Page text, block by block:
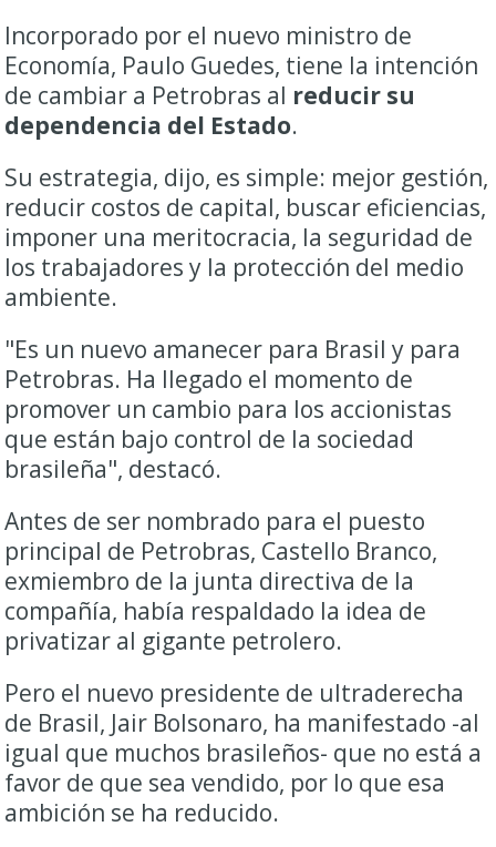
Incorporado por el nuevo ministro de
Economía, Paulo Guedes, tiene la intención
de cambiar a Petrobras al reducir su
dependencia del Estado.
Su estrategia, dijo, es simple: mejor gestión,
reducir costos de capital, buscar eficiencias,
imponer una meritocracia, la seguridad de
los trabajadores y la protección del medio
ambiente.
"Es un nuevo amanecer para Brasil y para
Petrobras. Ha llegado el momento de
promover un cambio para los accionistas
que están bajo control de la sociedad
brasileña", destacó.
Antes de ser nombrado para el puesto
principal de Petrobras, Castello Branco,
exmiembro de la junta directiva de la
compañía, había respaldado la idea de
privatizar al gigante petrolero.
Pero el nuevo presidente de ultraderecha
de Brasil, Jair Bolsonaro, ha manifestado -al
igual que muchos brasileños- que no está a
favor de que sea vendido, por lo que esa
ambición se ha reducido.